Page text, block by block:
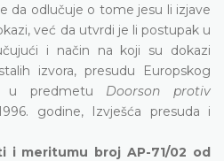
da odlučuje o tome jesu li izjave
već da utvrdi je li postupak u
i način na koji su dokazi
izvora, presudu Europskog
u predmetu Doorson protiv
godine, Izvješća presuda i
i meritumu broj AP-71/02 od